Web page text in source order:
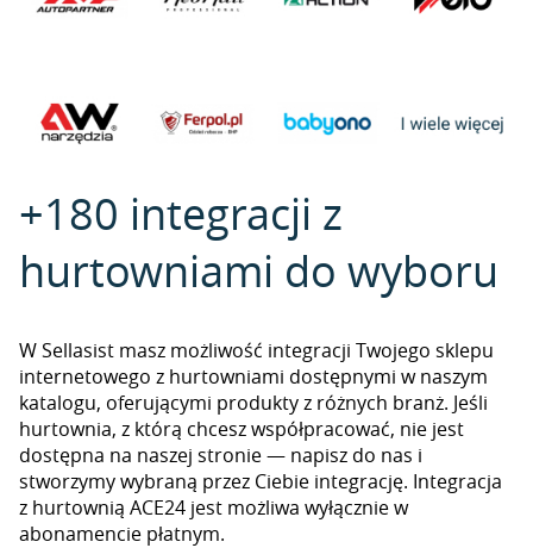
+180 integracji z
hurtowniami do wyboru
W Sellasist masz możliwość integracji Twojego sklepu
internetowego z hurtowniami dostępnymi w naszym
katalogu, oferującymi produkty z różnych branż. Jeśli
hurtownia, z którą chcesz współpracować, nie jest
dostępna na naszej stronie — napisz do nas i
stworzymy wybraną przez Ciebie integrację. Integracja
z hurtownią ACE24 jest możliwa wyłącznie w
abonamencie płatnym.